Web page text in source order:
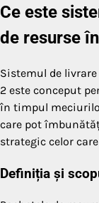
Ce este
de resurse
Sistemul de
2 este conceput
în timpul
care pot
strategic celor
Definiția și